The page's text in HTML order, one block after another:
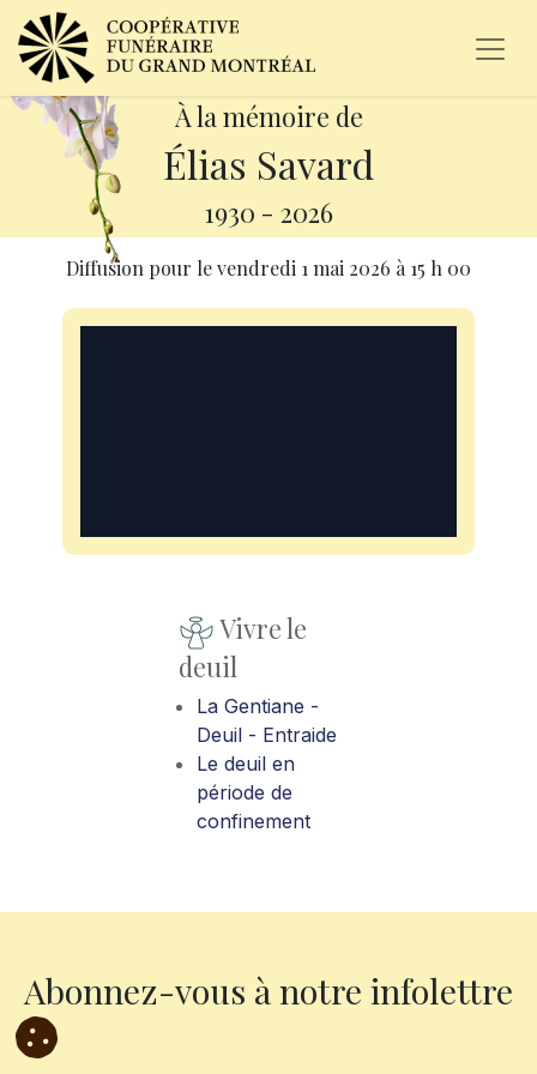
À la mémoire de
Élias Savard
1930 - 2026
Diffusion pour levendredi 1 mai 2026 à 15 h 00
Vivre le
deuil
La Gentiane -
Deuil - Entraide
Le deuil en
période de
confinement
Abonnez-vous à notre infolettre